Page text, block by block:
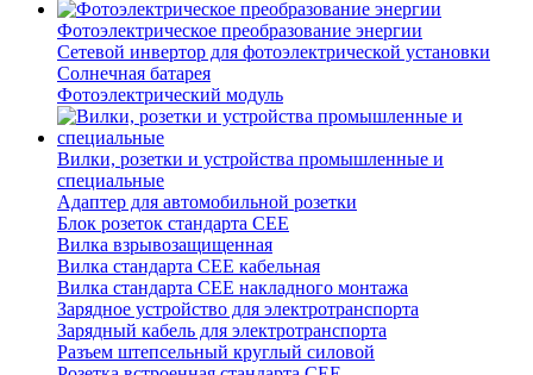
Фотоэлектрическое преобразование энергии
Сетевой инвертор для фотоэлектрической установки
Солнечная батарея
Фотоэлектрический модуль
Вилки, розетки и устройства промышленные и
специальные
Адаптер для автомобильной розетки
Блок розеток стандарта CEE
Вилка взрывозащищенная
Вилка стандарта CEE кабельная
Вилка стандарта CEE накладного монтажа
Зарядное устройство для электротранспорта
Зарядный кабель для электротранспорта
Разъем штепсельный круглый силовой